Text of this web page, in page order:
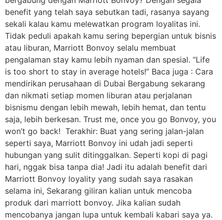
benefit yang telah saya sebutkan tadi, rasanya sayang
sekali kalau kamu melewatkan program loyalitas ini.
Tidak peduli apakah kamu sering bepergian untuk bisnis
atau liburan, Marriott Bonvoy selalu membuat
pengalaman stay kamu lebih nyaman dan spesial. “Life
is too short to stay in average hotels!” Baca juga : Cara
mendirikan perusahaan di Dubai Bergabung sekarang
dan nikmati setiap momen liburan atau perjalanan
bisnismu dengan lebih mewah, lebih hemat, dan tentu
saja, lebih berkesan. Trust me, once you go Bonvoy, you
won’t go back! Terakhir: Buat yang sering jalan-jalan
seperti saya, Marriott Bonvoy ini udah jadi seperti
hubungan yang sulit ditinggalkan. Seperti kopi di pagi
hari, nggak bisa tanpa dia! Jadi itu adalah benefit dari
Marriott Bonvoy loyality yang sudah saya rasakan
selama ini, Sekarang giliran kalian untuk mencoba
produk dari marriott bonvoy. Jika kalian sudah
mencobanya jangan lupa untuk kembali kabari saya ya.